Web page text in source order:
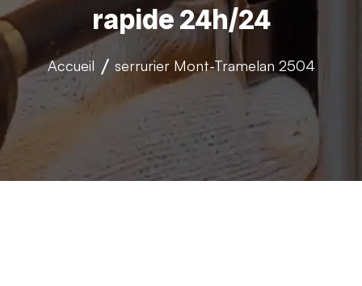
rapide 24h/24
Accueil serrurier Mont-Tramelan 2504